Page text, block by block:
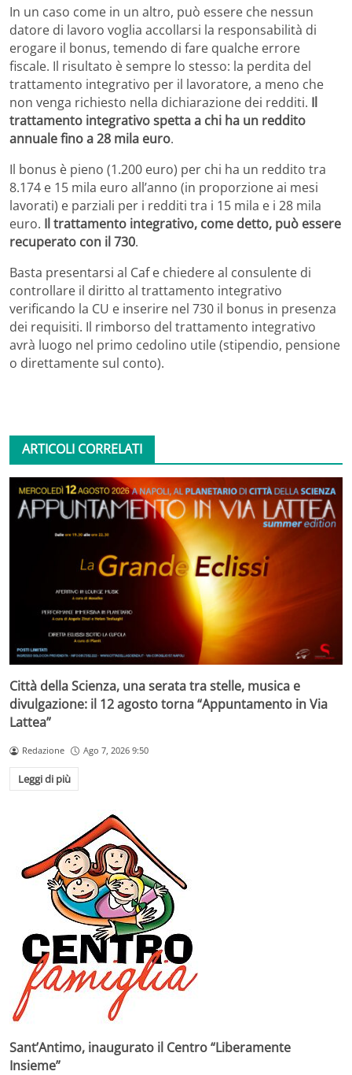
In un caso come in un altro, può essere che nessun
datore di lavoro voglia accollarsi la responsabilità di
erogare il bonus, temendo di fare qualche errore
fiscale. Il risultato è sempre lo stesso: la perdita del
trattamento integrativo per il lavoratore, a meno che
non venga richiesto nella dichiarazione dei redditi. Il
trattamento integrativo spetta a chi ha un reddito
annuale fino a 28 mila euro.
Il bonus è pieno (1.200 euro) per chi ha un reddito tra
8.174 e 15 mila euro all’anno (in proporzione ai mesi
lavorati) e parziali per i redditi tra i 15 mila e i 28 mila
euro. Il trattamento integrativo, come detto, può essere
recuperato con il 730.
Basta presentarsi al Caf e chiedere al consulente di
controllare il diritto al trattamento integrativo
verificando la CU e inserire nel 730 il bonus in presenza
dei requisiti. Il rimborso del trattamento integrativo
avrà luogo nel primo cedolino utile (stipendio, pensione
o direttamente sul conto).
ARTICOLI CORRELATI
Città della Scienza, una serata tra stelle, musica e
divulgazione: il 12 agosto torna “Appuntamento in Via
Lattea”
Redazione Ago 7, 2026 9:50
Leggi di più
Sant’Antimo, inaugurato il Centro “Liberamente
Insieme”